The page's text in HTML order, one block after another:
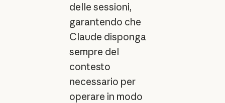
delle sessioni,
garantendo che
Claude disponga
sempre del
contesto
necessario per
operare in modo